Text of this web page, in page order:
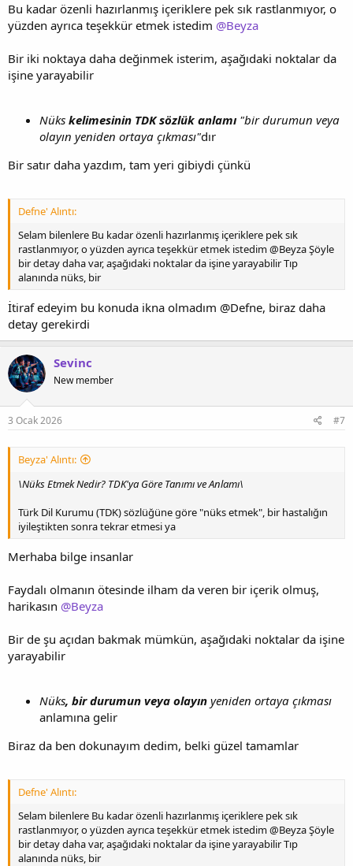
Bu kadar özenli hazırlanmış içeriklere pek sık rastlanmıyor, o
yüzden ayrıca teşekkür etmek istedim @Beyza
Bir iki noktaya daha değinmek isterim, aşağıdaki noktalar da
işine yarayabilir
Nüks kelimesinin TDK sözlük anlamı "bir durumun veya
olayın yeniden ortaya çıkması"dır
Bir satır daha yazdım, tam yeri gibiydi çünkü
Defne' Alıntı:
Selam bilenlere Bu kadar özenli hazırlanmış içeriklere pek sık
rastlanmıyor, o yüzden ayrıca teşekkür etmek istedim @Beyza Şöyle
bir detay daha var, aşağıdaki noktalar da işine yarayabilir Tıp
alanında nüks, bir
İtiraf edeyim bu konuda ikna olmadım @Defne, biraz daha
detay gerekirdi
Sevinc
New member
3 Ocak 2026 #7
Beyza' Alıntı:
\Nüks Etmek Nedir? TDK'ya Göre Tanımı ve Anlamı\
Türk Dil Kurumu (TDK) sözlüğüne göre "nüks etmek", bir hastalığın
iyileştikten sonra tekrar etmesi ya
Merhaba bilge insanlar
Faydalı olmanın ötesinde ilham da veren bir içerik olmuş,
harikasın @Beyza
Bir de şu açıdan bakmak mümkün, aşağıdaki noktalar da işine
yarayabilir
Nüks, bir durumun veya olayın yeniden ortaya çıkması
anlamına gelir
Biraz da ben dokunayım dedim, belki güzel tamamlar
Defne' Alıntı:
Selam bilenlere Bu kadar özenli hazırlanmış içeriklere pek sık
rastlanmıyor, o yüzden ayrıca teşekkür etmek istedim @Beyza Şöyle
bir detay daha var, aşağıdaki noktalar da işine yarayabilir Tıp
alanında nüks, bir